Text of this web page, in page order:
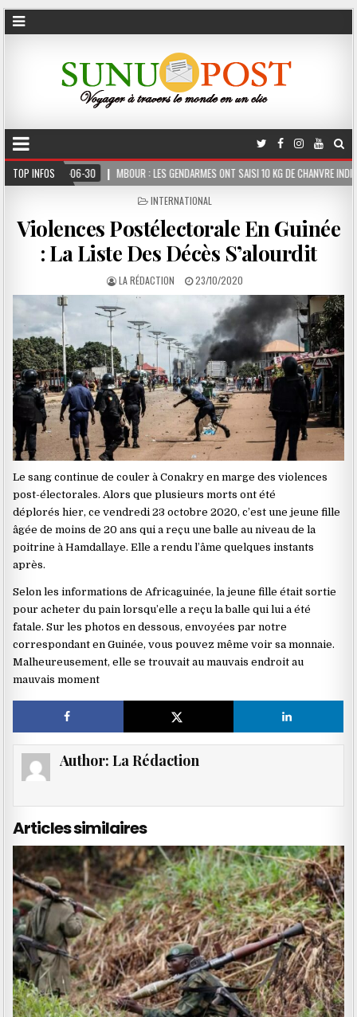
TOP INFOS
MBOUR : LES GENDARMES ONT SAISI 10 KG DE CHANVRE INDIEN DISSIMULÉS DANS LE
POSTED
INTERNATIONAL
Violences Postélectorale En Guinée
: La Liste Des Décès S’alourdit
LA RÉDACTION 23/10/2020
Le sang continue de couler à Conakry en marge des violences
post-électorales. Alors que plusieurs morts ont été
déplorés hier, ce vendredi 23 octobre 2020, c’est une jeune fille
âgée de moins de 20 ans qui a reçu une balle au niveau de la
poitrine à Hamdallaye. Elle a rendu l’âme quelques instants
après.
Selon les informations de Africaguinée, la jeune fille était sortie
pour acheter du pain lorsqu’elle a reçu la balle qui lui a été
fatale. Sur les photos en dessous, envoyées par notre
correspondant en Guinée, vous pouvez même voir sa monnaie.
Malheureusement, elle se trouvait au mauvais endroit au
mauvais moment
Author: La Rédaction
Articles similaires